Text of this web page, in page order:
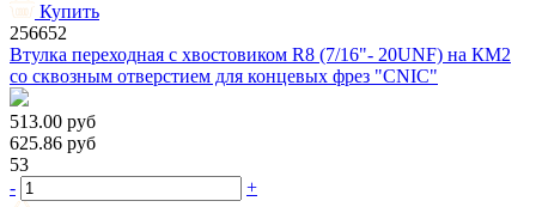
Купить
256652
Втулка переходная с хвостовиком R8 (7/16"- 20UNF) на КМ2
со сквозным отверстием для концевых фрез "CNIC"
513.00 руб
625.86 руб
53
-
+